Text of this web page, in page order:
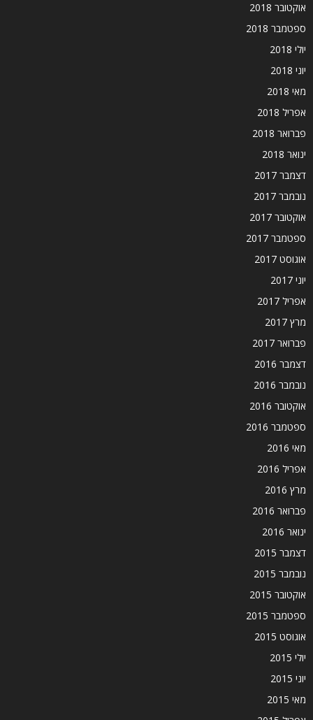
אוקטובר 2018
ספטמבר 2018
יולי 2018
יוני 2018
מאי 2018
אפריל 2018
פברואר 2018
ינואר 2018
דצמבר 2017
נובמבר 2017
אוקטובר 2017
ספטמבר 2017
אוגוסט 2017
יוני 2017
אפריל 2017
מרץ 2017
פברואר 2017
דצמבר 2016
נובמבר 2016
אוקטובר 2016
ספטמבר 2016
מאי 2016
אפריל 2016
מרץ 2016
פברואר 2016
ינואר 2016
דצמבר 2015
נובמבר 2015
אוקטובר 2015
ספטמבר 2015
אוגוסט 2015
יולי 2015
יוני 2015
מאי 2015